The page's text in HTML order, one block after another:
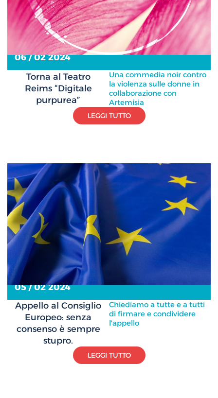
Torna al Teatro
Reims “Digitale
purpurea”
Una commedia noir contro
la violenza sulle donne in
collaborazione con
Artemisia
06 / 02 2024
LEGGI TUTTO
Appello al Consiglio
Europeo: senza
consenso è sempre
stupro.
Chiediamo a tutte e a tutti
di firmare e condividere
l'appello
05 / 02 2024
LEGGI TUTTO